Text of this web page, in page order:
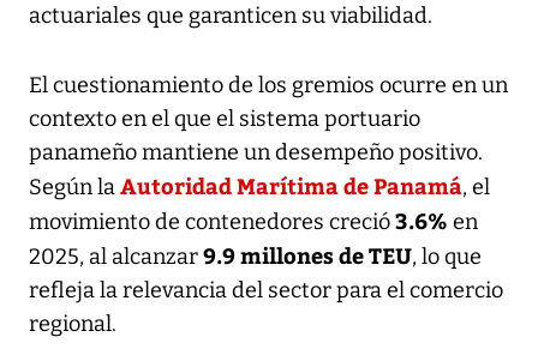
actuariales que garanticen su viabilidad.
El cuestionamiento de los gremios ocurre en un
contexto en el que el sistema portuario
panameño mantiene un desempeño positivo.
Según laAutoridad Marítima de Panamá, el
movimiento de contenedores creció3.6% en
2025, al alcanzar9.9 millones de TEU, lo que
refleja la relevancia del sector para el comercio
regional.